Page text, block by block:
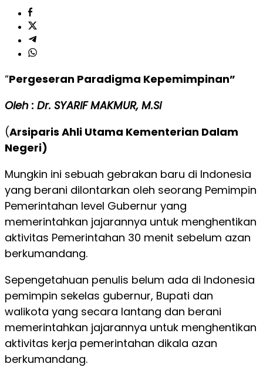
“Pergeseran Paradigma Kepemimpinan”
Oleh : Dr. SYARIF MAKMUR, M.Si
(Arsiparis Ahli Utama Kementerian Dalam
Negeri)
Mungkin ini sebuah gebrakan baru di Indonesia
yang berani dilontarkan oleh seorang Pemimpin
Pemerintahan level Gubernur yang
memerintahkan jajarannya untuk menghentikan
aktivitas Pemerintahan 30 menit sebelum azan
berkumandang.
Sepengetahuan penulis belum ada di Indonesia
pemimpin sekelas gubernur, Bupati dan
walikota yang secara lantang dan berani
memerintahkan jajarannya untuk menghentikan
aktivitas kerja pemerintahan dikala azan
berkumandang.